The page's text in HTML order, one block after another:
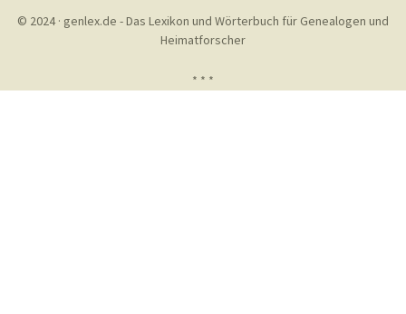
© 2024 · genlex.de - Das Lexikon und Wörterbuch für Genealogen und
Heimatforscher
* * *